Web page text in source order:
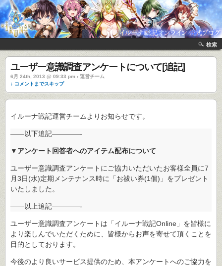
検索
ユーザー意識調査アンケートについて[追記]
6月 24th, 2013 @ 09:33 pm › 運営チーム
↓ コメントまでスキップ
イルーナ戦記運営チームよりお知らせです。
――以下追記――――-
▼アンケート回答者へのアイテム配布について
ユーザー意識調査アンケートにご協力いただいたお客様全員に7
月3日(水)定期メンテナンス時に「お祓い券(1個)」をプレゼント
いたしました。
――以上追記――――-
ユーザー意識調査アンケートは「イルーナ戦記Online」を皆様に
より楽しんでいただくために、皆様からお声を寄せて頂くことを
目的としております。
今後のより良いサービス提供のため、本アンケートへのご協力を